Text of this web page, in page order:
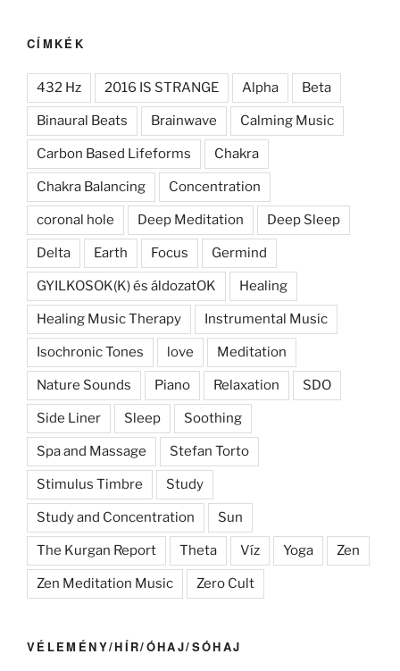
CÍMKÉK
432 Hz 2016 IS STRANGE Alpha Beta
Binaural Beats Brainwave Calming Music
Carbon Based Lifeforms Chakra
Chakra Balancing Concentration
coronal hole Deep Meditation Deep Sleep
Delta Earth Focus Germind
GYILKOSOK(K) és áldozatOK Healing
Healing Music Therapy Instrumental Music
Isochronic Tones love Meditation
Nature Sounds Piano Relaxation SDO
Side Liner Sleep Soothing
Spa and Massage Stefan Torto
Stimulus Timbre Study
Study and Concentration Sun
The Kurgan Report Theta Víz Yoga Zen
Zen Meditation Music Zero Cult
VÉLEMÉNY/HÍR/ÓHAJ/SÓHAJ